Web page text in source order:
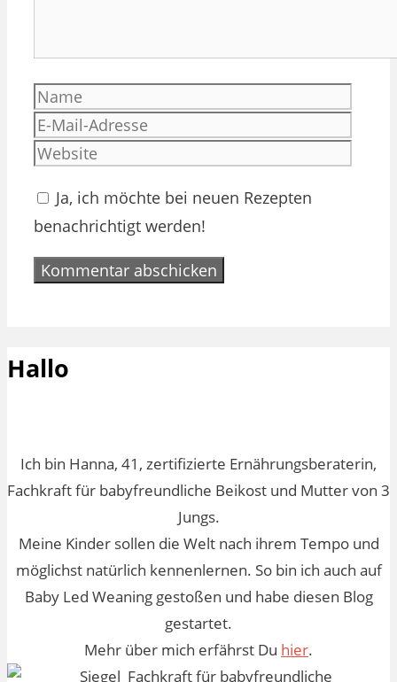
Name
Ja, ich möchte bei neuen Rezepten
benachrichtigt werden!
Hallo
Ich bin Hanna, 41, zertifizierte Ernährungsberaterin,
Fachkraft für babyfreundliche Beikost und Mutter von 3
Jungs.
Meine Kinder sollen die Welt nach ihrem Tempo und
möglichst natürlich kennenlernen. So bin ich auch auf
Baby Led Weaning gestoßen und habe diesen Blog
gestartet.
Mehr über mich erfährst Du hier.